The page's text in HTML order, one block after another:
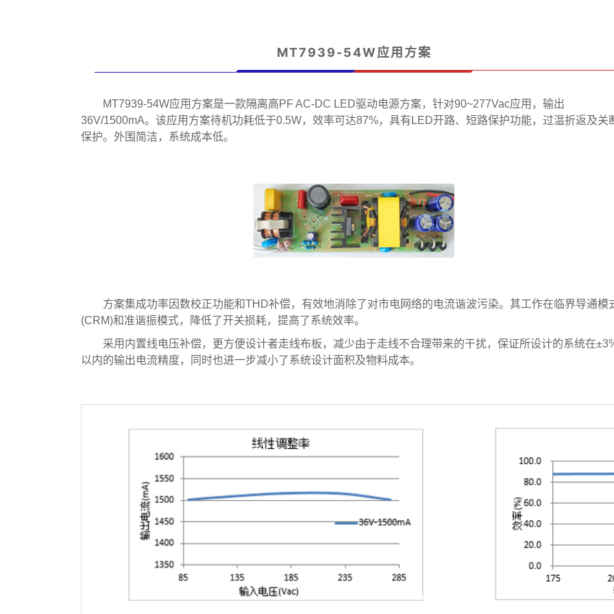
MT7939-54W应用方案
MT7939-54W应用方案是一款隔离高PF AC-DC LED驱动电源方案，针对90~277Vac应用，输出
36V/1500mA。该应用方案待机功耗低于0.5W，效率可达87%，具有LED开路、短路保护功能，过温折返及关
保护。外围简洁，系统成本低。
方案集成功率因数校正功能和THD补偿，有效地消除了对市电网络的电流谐波污染。其工作在临界导通模
(CRM)和准谐振模式，降低了开关损耗，提高了系统效率。
采用内置线电压补偿，更方便设计者走线布板，减少由于走线不合理带来的干扰，保证所设计的系统在
以内的输出电流精度，同时也进一步减小了系统设计面积及物料成本。